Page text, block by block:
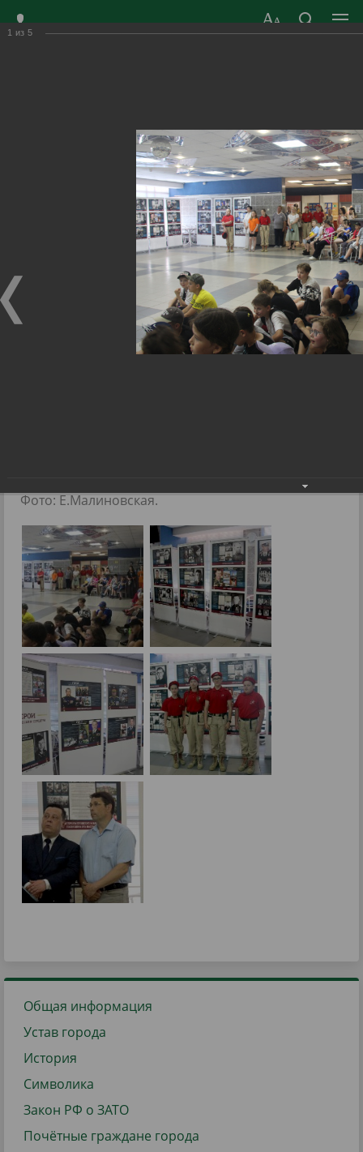
САМОУПРАВЛЕНИЯ
г. Радужный, 1 квартал, д.55
Адрес здания администрации
radugn@avo.ru
Электронная почта
Главная Фотогалерея Новости
›
Областная передвижная фотовыставка «Герои с вечно
Фото: Е.Малиновская.
Общая информация
Устав города
История
Символика
Закон РФ о ЗАТО
Почётные граждане города
1 из 5